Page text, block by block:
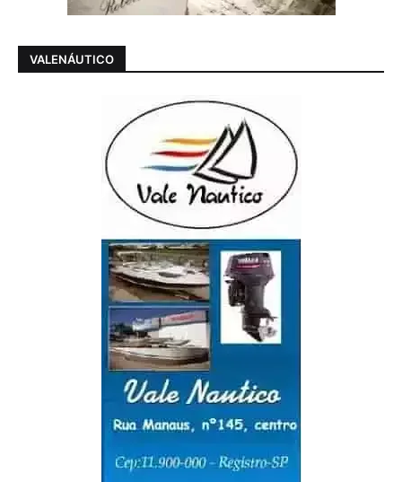
VALENÁUTICO